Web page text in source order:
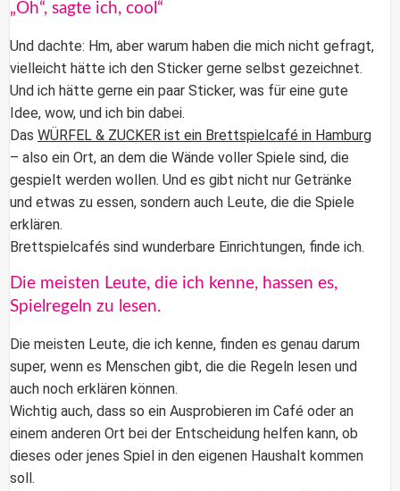
„Oh“, sagte ich, cool“
Und dachte: Hm, aber warum haben die mich nicht gefragt,
vielleicht hätte ich den Sticker gerne selbst gezeichnet.
Und ich hätte gerne ein paar Sticker, was für eine gute
Idee, wow, und ich bin dabei.
Das WÜRFEL & ZUCKER ist ein Brettspielcafé in Hamburg
– also ein Ort, an dem die Wände voller Spiele sind, die
gespielt werden wollen. Und es gibt nicht nur Getränke
und etwas zu essen, sondern auch Leute, die die Spiele
erklären.
Brettspielcafés sind wunderbare Einrichtungen, finde ich.
Die meisten Leute, die ich kenne, hassen es,
Spielregeln zu lesen.
Die meisten Leute, die ich kenne, finden es genau darum
super, wenn es Menschen gibt, die die Regeln lesen und
auch noch erklären können.
Wichtig auch, dass so ein Ausprobieren im Café oder an
einem anderen Ort bei der Entscheidung helfen kann, ob
dieses oder jenes Spiel in den eigenen Haushalt kommen
soll.